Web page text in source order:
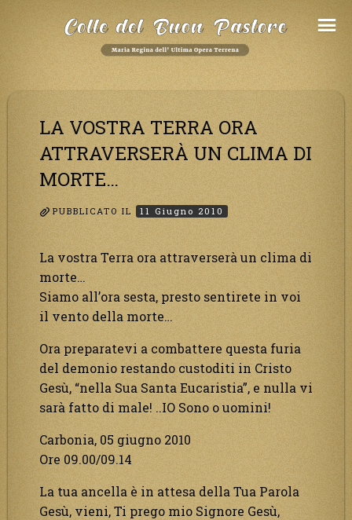
LA VOSTRA TERRA ORA
ATTRAVERSERÀ UN CLIMA DI
MORTE…
PUBBLICATO IL 11 Giugno 2010
La vostra Terra ora attraverserà un clima di
morte…
Siamo all’ora sesta, presto sentirete in voi
il vento della morte…
Ora preparatevi a combattere questa furia
del demonio restando custoditi in Cristo
Gesù, “nella Sua Santa Eucaristia”, e nulla vi
sarà fatto di male! ..IO Sono o uomini!
Carbonia, 05 giugno 2010
Ore 09.00/09.14
La tua ancella è in attesa della Tua Parola
Gesù, vieni, Ti prego mio Signore Gesù,